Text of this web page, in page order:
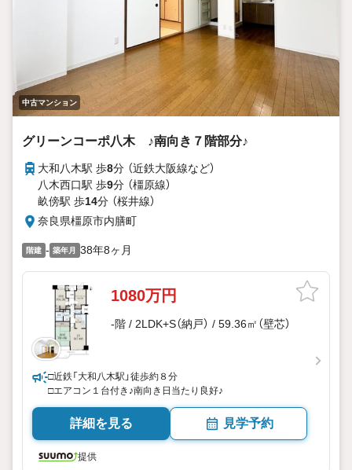
中古マンション
グリーンコーポ八木 ♪南向き７階部分♪
大和八木駅 歩8分 （近鉄大阪線など）
八木西口駅 歩9分 （橿原線）
畝傍駅 歩14分 （桜井線）
奈良県橿原市内膳町
階建 - 築年月 38年8ヶ月
1080万円
-階 / 2LDK+S（納戸） / 59.36㎡（壁芯）
□近鉄「大和八木駅」徒歩約８分
□エアコン１台付き♪南向き日当たり良好♪
詳細を見る 見学予約
提供